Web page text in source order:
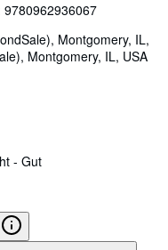
9780962936067
Montgomery, IL,
, Montgomery, IL, USA
- Gut